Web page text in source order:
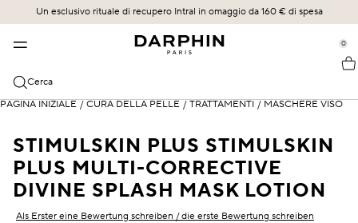
Un esclusivo rituale di recupero Intral in omaggio da 160 € di spesa
::elc_general.menu::
0
Cerca
BESTSELLER
BESTSELLER
STIMULSKIN PLUS
INTRAL
HYDRASKIN
TRATTAMENTO DELLA PELLE
SCOPRI
Novità
Offerte
Regime per la cura della pelle
CATEGORIE
Tutti i prodotti
Sieri & Essenze
Detergenti e tonici
Sensibilità e rossore
Idratazione
Rughe e linee sottili
COLLEZIONI
ACQUISTA TUTTO
Intral
Hydraskin
Stimulskin Plus
UN FUTURO ARRAIGADO EN UN LEGADO
IL NOSTRO IMPEGNO
I NOSTRI PROTOCOLLI SPECIALIZZATI IN FACCIALISTI
PAGINA INIZIALE / CURA DELLA PELLE / TRATTAMENTI / MASCHERE VISO
STIMULSKIN PLUS STIMULSKIN
PLUS MULTI-CORRECTIVE
DIVINE SPLASH MASK LOTION
Als Erster eine Bewertung schreiben / die erste Bewertung schreiben